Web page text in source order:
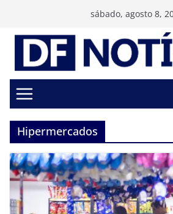
conteúdo
sábado, agosto 8,
Hipermercados